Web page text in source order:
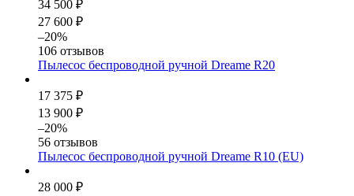
34 500 ₽
27 600 ₽
–20%
106 отзывов
Пылесос беспроводной ручной Dreame R20
17 375 ₽
13 900 ₽
–20%
56 отзывов
Пылесос беспроводной ручной Dreame R10 (EU)
28 000 ₽